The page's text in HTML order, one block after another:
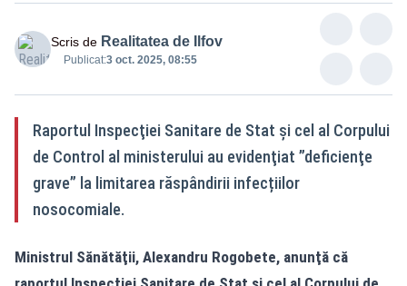
Scris de Realitatea de Ilfov
Publicat:3 oct. 2025, 08:55
Raportul Inspecţiei Sanitare de Stat şi cel al Corpului
de Control al ministerului au evidenţiat ”deficienţe
grave” la limitarea răspândirii infecțiilor
nosocomiale.
Ministrul Sănătăţii, Alexandru Rogobete, anunţă că